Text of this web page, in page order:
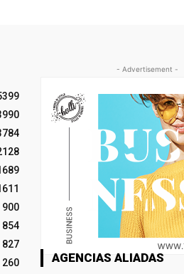
900
854
827
260
- Advertisement -
AGENCIAS ALIADAS